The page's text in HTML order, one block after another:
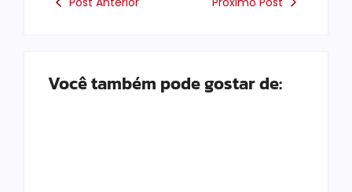
Você também pode gostar de: